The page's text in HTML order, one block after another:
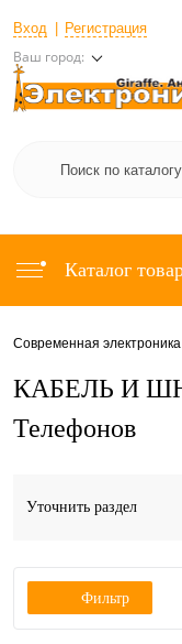
Вход Регистрация
Ваш город:
Каталог
Современная
КАБЕЛЬ И
Телефонов
Уточнить раздел
Фильтр